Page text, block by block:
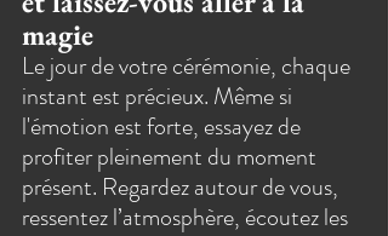
magie
Le jour de votre cérémonie, chaque
instant est précieux. Même si
l'émotion est forte, essayez de
profiter pleinement du moment
présent. Regardez autour de vous,
ressentez l’atmosphère, écoutez les